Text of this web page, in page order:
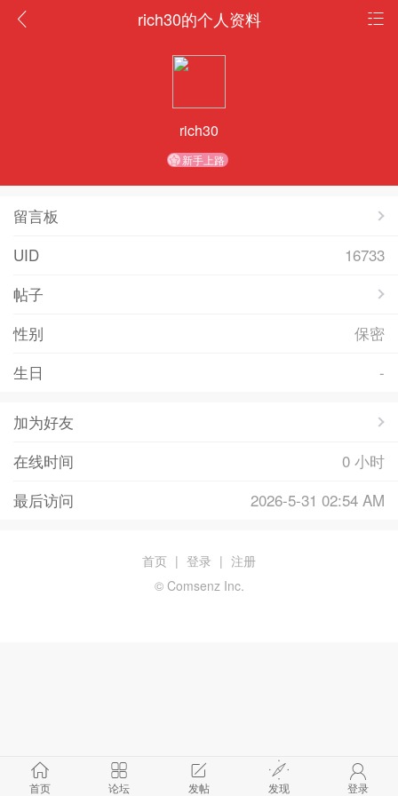
rich30的个人资料
rich30
新手上路
留言板
UID
16733
帖子
性别
保密
生日
-
加为好友
在线时间
0 小时
最后访问
2026-5-31 02:54 AM
首页 论坛 发帖 发现 登录
首页 | 登录 | 注册
© Comsenz Inc.